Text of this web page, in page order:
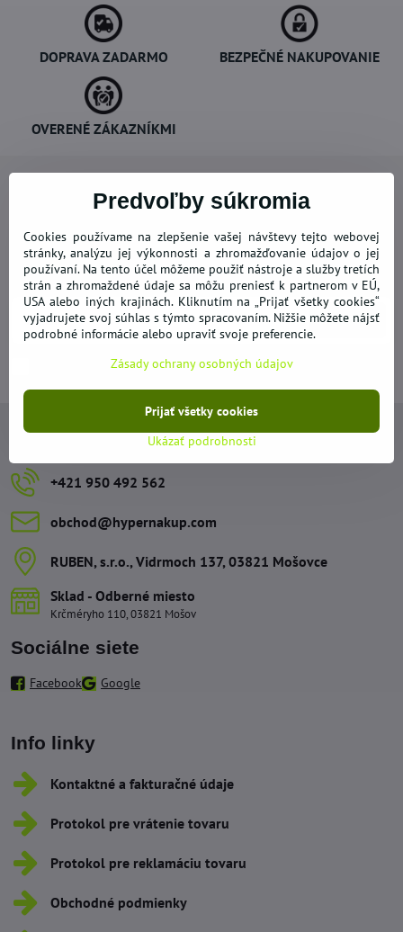
DOPRAVA ZADARMO BEZPEČNÉ NAKUPOVANIE
OVERENÉ ZÁKAZNÍKMI
Newsletter
Odoberať naše novinky:
Odoberať
Chcem sa prihlásiť k odberu noviniek e-mailom
+421 950 492 562
obchod​@hypernakup​.com
RUBEN, s​.r​.o​., Vidrmoch 137, 03821 Mošovce
Sklad - Odberné miesto
Krčméryho 110, 03821 Mošov
Sociálne siete
Facebook Google
Info linky
Kontaktné a fakturačné údaje
Protokol pre vrátenie tovaru
Protokol pre reklamáciu tovaru
Obchodné podmienky
Predvoľby súkromia
Cookies používame na zlepšenie vašej návštevy tejto webovej
stránky, analýzu jej výkonnosti a zhromažďovanie údajov o jej
používaní. Na tento účel môžeme použiť nástroje a služby tretích
strán a zhromaždené údaje sa môžu preniesť k partnerom v EÚ,
USA alebo iných krajinách. Kliknutím na „Prijať všetky cookies“
vyjadrujete svoj súhlas s týmto spracovaním. Nižšie môžete nájsť
podrobné informácie alebo upraviť svoje preferencie.
Zásady ochrany osobných údajov
Ukázať podrobnosti
Prijať všetky cookies